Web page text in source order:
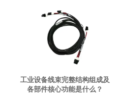
工业设备线束完整结构组成及
各部件核心功能是什么？